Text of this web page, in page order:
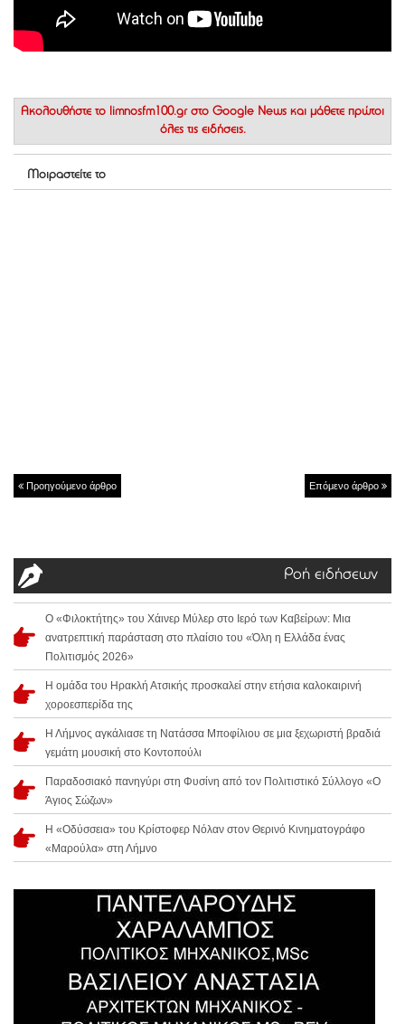
Ακολουθήστε το limnosfm100.gr στο Google News και μάθετε πρώτοι
όλες τις ειδήσεις.
Μοιραστείτε το
Προηγούμενο άρθρο Επόμενο άρθρο
Ροή ειδήσεων
Ο «Φιλοκτήτης» του Χάινερ Μύλερ στο Ιερό των Καβείρων: Μια
ανατρεπτική παράσταση στο πλαίσιο του «Όλη η Ελλάδα ένας
Πολιτισμός 2026»
Η ομάδα του Ηρακλή Ατσικής προσκαλεί στην ετήσια καλοκαιρινή
χοροεσπερίδα της
Η Λήμνος αγκάλιασε τη Νατάσσα Μποφίλιου σε μια ξεχωριστή βραδιά
γεμάτη μουσική στο Κοντοπούλι
Παραδοσιακό πανηγύρι στη Φυσίνη από τον Πολιτιστικό Σύλλογο «Ο
Άγιος Σώζων»
Η «Οδύσσεια» του Κρίστοφερ Νόλαν στον Θερινό Κινηματογράφο
«Μαρούλα» στη Λήμνο